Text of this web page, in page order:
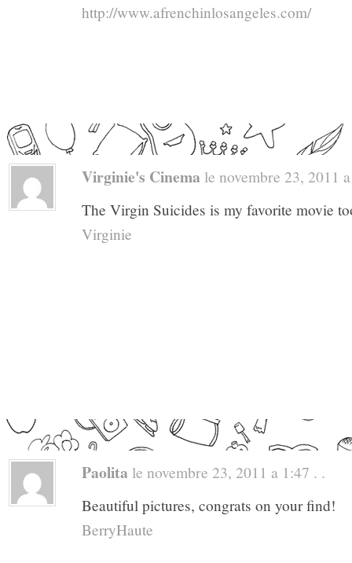
http://www.afrenchinlosangeles.com/
Virginie's Cinema le novembre 23, 2011
The Virgin Suicides is my favorite movie
Virginie
Paolita le novembre 23, 2011 a 1:47 . .
Beautiful pictures, congrats on your find!
BerryHaute